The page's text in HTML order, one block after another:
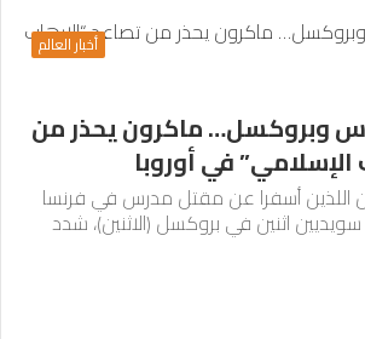
أخبار العالم
وبروكسل… ماكرون يحذر من
في أوروبا
اللذين أسفرا عن مقتل مدرس في فرنسا
اثنين في بروكسل (الاثنين)، شدد